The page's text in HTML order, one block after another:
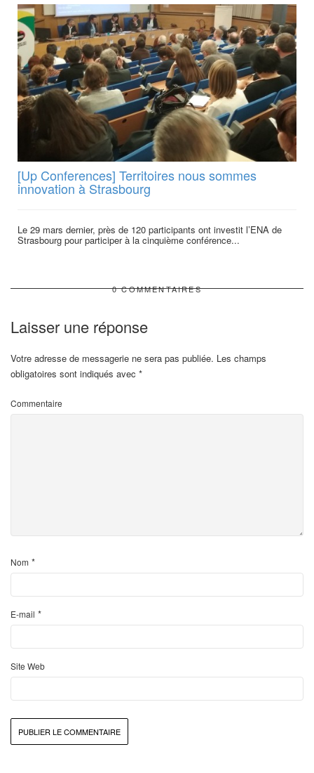
[Up Conferences] Territoires nous sommes
innovation à Strasbourg
Le 29 mars dernier, près de 120 participants ont investit l’ENA de
Strasbourg pour participer à la cinquième conférence...
0 COMMENTAIRES
Laisser une réponse
Votre adresse de messagerie ne sera pas publiée. Les champs
obligatoires sont indiqués avec *
Commentaire
Nom *
E-mail *
Site Web